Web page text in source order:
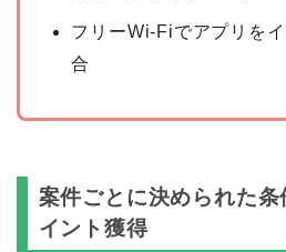
フリーWi-Fiでアプリを
合
案件ごとに決められた
イント獲得